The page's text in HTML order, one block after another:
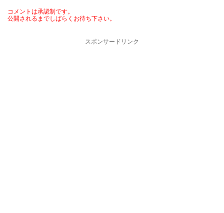
コメントは承認制です。
公開されるまでしばらくお待ち下さい。
スポンサードリンク